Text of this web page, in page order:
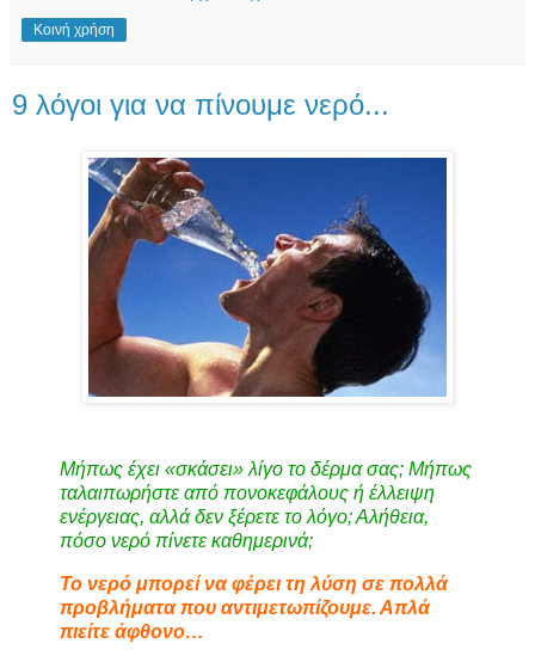
Κοινή χρήση
9 λόγοι για να πίνουμε νερό...
Μήπως έχει «σκάσει» λίγο το δέρμα σας; Μήπως
ταλαιπωρήστε από πονοκεφάλους ή έλλειψη
ενέργειας, αλλά δεν ξέρετε το λόγο; Αλήθεια,
πόσο νερό πίνετε καθημερινά;
Το νερό μπορεί να φέρει τη λύση σε πολλά
προβλήματα που αντιμετωπίζουμε. Απλά
πιείτε άφθονο…